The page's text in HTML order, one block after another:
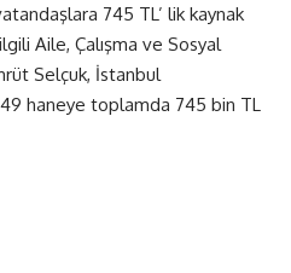
745 TL’ lik kaynak
Aile, Çalışma ve Sosyal
Selçuk, İstanbul
haneye toplamda 745 bin TL